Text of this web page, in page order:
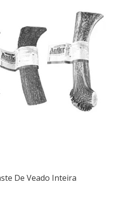
De Veado Inteira